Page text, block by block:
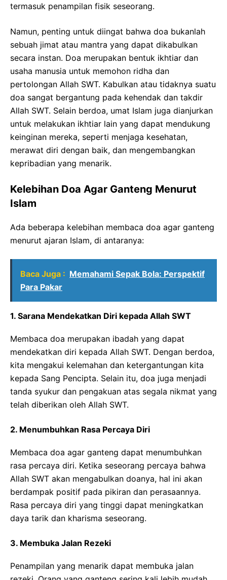
termasuk penampilan fisik seseorang.
Namun, penting untuk diingat bahwa doa bukanlah
sebuah jimat atau mantra yang dapat dikabulkan
secara instan. Doa merupakan bentuk ikhtiar dan
usaha manusia untuk memohon ridha dan
pertolongan Allah SWT. Kabulkan atau tidaknya suatu
doa sangat bergantung pada kehendak dan takdir
Allah SWT. Selain berdoa, umat Islam juga dianjurkan
untuk melakukan ikhtiar lain yang dapat mendukung
keinginan mereka, seperti menjaga kesehatan,
merawat diri dengan baik, dan mengembangkan
kepribadian yang menarik.
Kelebihan Doa Agar Ganteng Menurut
Islam
Ada beberapa kelebihan membaca doa agar ganteng
menurut ajaran Islam, di antaranya:
Baca Juga : Memahami Sepak Bola: Perspektif
Para Pakar
1. Sarana Mendekatkan Diri kepada Allah SWT
Membaca doa merupakan ibadah yang dapat
mendekatkan diri kepada Allah SWT. Dengan berdoa,
kita mengakui kelemahan dan ketergantungan kita
kepada Sang Pencipta. Selain itu, doa juga menjadi
tanda syukur dan pengakuan atas segala nikmat yang
telah diberikan oleh Allah SWT.
2. Menumbuhkan Rasa Percaya Diri
Membaca doa agar ganteng dapat menumbuhkan
rasa percaya diri. Ketika seseorang percaya bahwa
Allah SWT akan mengabulkan doanya, hal ini akan
berdampak positif pada pikiran dan perasaannya.
Rasa percaya diri yang tinggi dapat meningkatkan
daya tarik dan kharisma seseorang.
3. Membuka Jalan Rezeki
Penampilan yang menarik dapat membuka jalan